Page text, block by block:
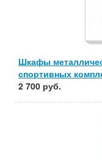
Шкафы
спортивных
2 700 руб.